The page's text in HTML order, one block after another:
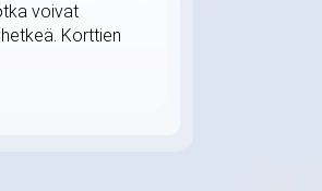
voivat
Korttien